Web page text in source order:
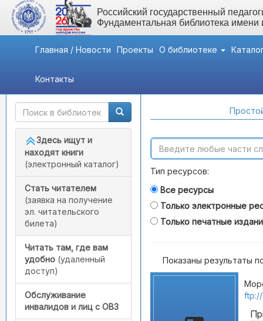
Российский государственный
Фундаментальная библиотека
Главная / Новости Проекты О библиотеке
Контакты
Быстрый доступ
Здесь ищут и
находят книги
(электронный каталог)
Стать читателем
(заявка на получение
эл. читательского
билета)
Читать там, где вам
удобно (удаленный
доступ)
Обслуживание
инвалидов и лиц с ОВЗ
Тип ресурсов:
Все ресурсы
Только электронные
Только печатные
Показаны результаты